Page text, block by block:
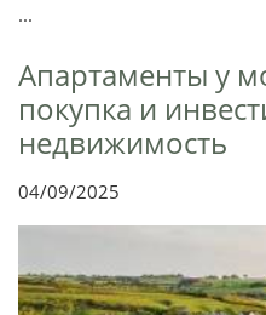
...
Апартаменты у
покупка и
недвижимость
04/09/2025